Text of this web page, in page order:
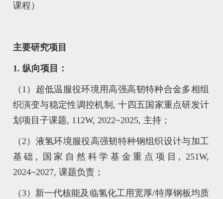
课程）
主要研究项目
1. 纵向项目：
（1）超低温服役环境用高强高韧特种合金多相组
织演变与稳定性调控机制, 十四五国家重点研发计
划项目子课题, 112W, 2022~2025, 主持；
（2）液氢环境服役高强韧特种钢组织设计与加工
基础, 国家自然科学基金重点项目, 251W,
2024~2027, 课题负责；
（3）新一代核能及临氢化工用宽厚/特厚钢板均质